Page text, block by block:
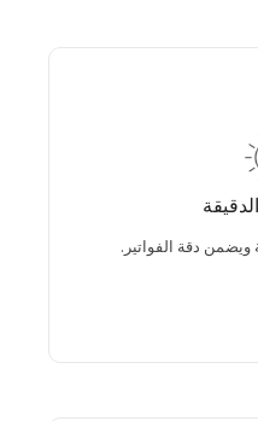
ويضمن دقة الفواتير.
ويضمن دقة الفواتير.